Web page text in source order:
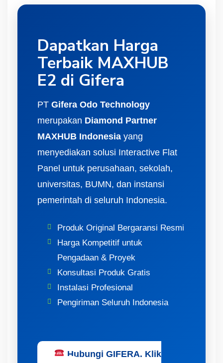
Dapatkan Harga
Terbaik MAXHUB
E2 di Gifera
PT Gifera Odo Technology
merupakan Diamond Partner
MAXHUB Indonesia yang
menyediakan solusi Interactive Flat
Panel untuk perusahaan, sekolah,
universitas, BUMN, dan instansi
pemerintah di seluruh Indonesia.
Produk Original Bergaransi Resmi
Harga Kompetitif untuk
Pengadaan & Proyek
Konsultasi Produk Gratis
Instalasi Profesional
Pengiriman Seluruh Indonesia
Hubungi GIFERA. Klik